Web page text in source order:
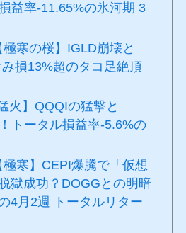
益率-11.65%の氷河期 3
極寒の桜】IGLD崩壊と
損13%超のタコ足絶頂
火】QQQIの猛撃と
トータル損益率-5.6%の
極寒】CEPI爆騰で「仮想
獄成功？DOGGとの明暗
4月2週 トータルリター